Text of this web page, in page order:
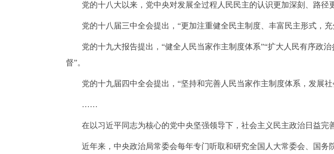
党的十八大以来，党中央对发展全过程人民民主的认识更加深刻、路径
党的十八届三中全会提出， “更加注重健全民主制度、丰富民主形式，
党的十九大报告提出， “健全人民当家作主制度体系”“扩大人民有序政
督”。
党的十九届四中全会提出， “坚持和完善人民当家作主制度体系，发展社
……
在以习近平同志为核心的党中央坚强领导下，社会主义民主政治日益完
近年来，中央政治局常委会每年专门听取和研究全国人大常委会、国